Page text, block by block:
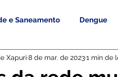
e Saneamento Dengue
Esporte e Lazer
Xapuri 8 de mar. de 20231 min de